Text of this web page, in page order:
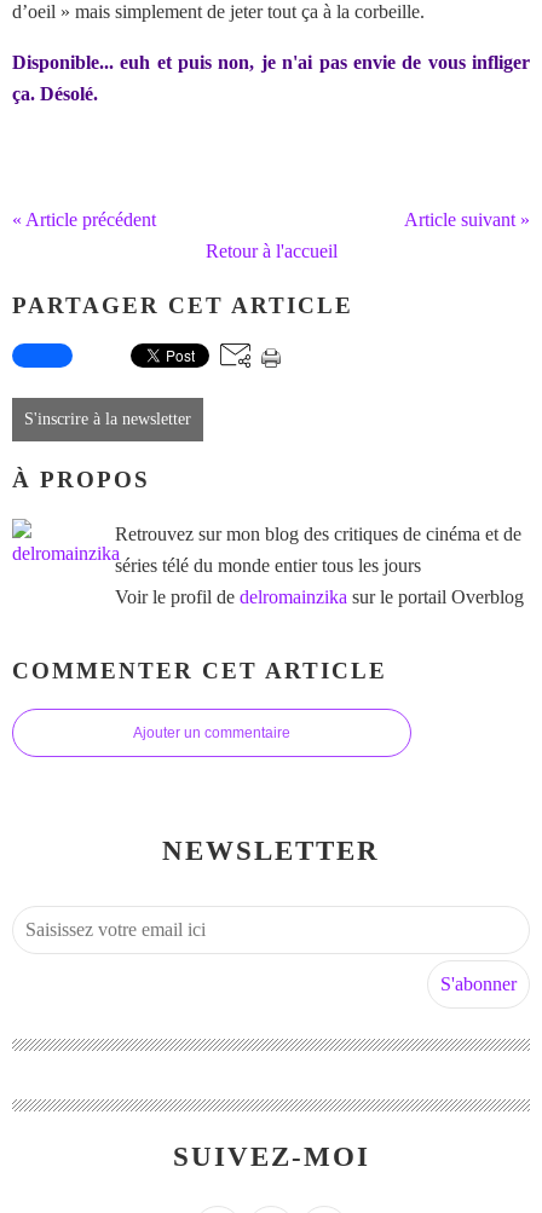
d’oeil » mais simplement de jeter tout ça à la corbeille.
Disponible... euh et puis non, je n'ai pas envie de vous infliger
ça. Désolé.
« Article précédent
Article suivant »
Retour à l'accueil
PARTAGER CET ARTICLE
S'inscrire à la newsletter
À PROPOS
Retrouvez sur mon blog des critiques de cinéma et de
séries télé du monde entier tous les jours
Voir le profil de delromainzika sur le portail Overblog
COMMENTER CET ARTICLE
Ajouter un commentaire
NEWSLETTER
SUIVEZ-MOI